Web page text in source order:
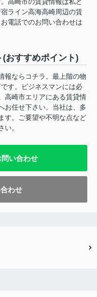
高崎市の賃貸情報は私ど
ライン高海高崎周辺の賃
電話でのお問い合わせは
おすすめポイント)
報ならコチラ。最上階の物
す。ビジネスマンには必
高崎市エリアにある賃貸情
お任せ下さい。当社は、多
す。ご要望や不明な点など
い。
い合わせ
わせ